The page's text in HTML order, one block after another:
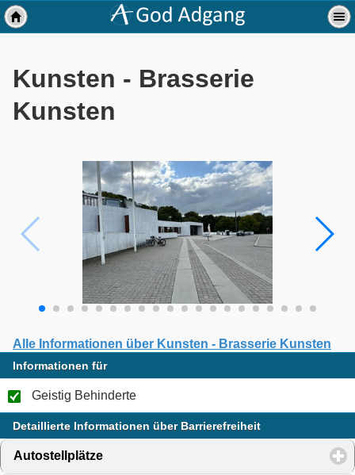
Kunsten - Brasserie
Kunsten
Alle Informationen über Kunsten - Brasserie Kunsten
Informationen für
Geistig Behinderte
Detaillierte Informationen über Barrierefreiheit
Autostellplätze